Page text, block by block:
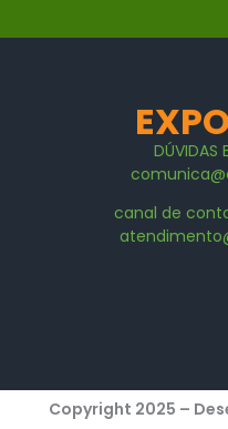
DÚVIDAS E
canal de
Copyright 2025 –